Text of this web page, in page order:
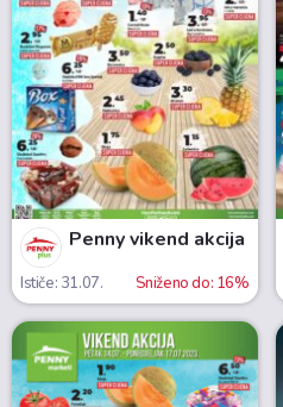
Penny vikend akcija
Ističe: 31.07. Sniženo do: 16%